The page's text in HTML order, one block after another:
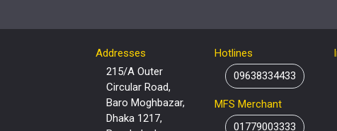
Addresses
215/A Outer
Circular Road,
Baro Moghbazar,
Dhaka 1217,
Hotlines
09638334433
MFS Merchant
01779003333